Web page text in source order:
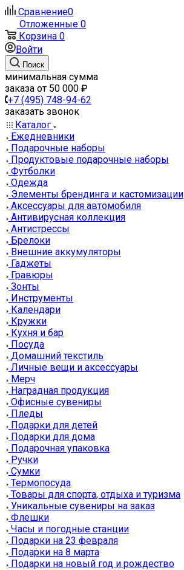
Сравнение0
Отложенные 0
Корзина 0
Войти
Поиск
минимальная сумма
заказа от 50 000 ₽
+7 (495) 748-94-62
заказать звонок
Каталог
Ежедневники
Подарочные наборы
Продуктовые подарочные наборы
Футболки
Одежда
Элементы брендинга и кастомизации
Аксессуары для автомобиля
Антивирусная коллекция
Антистрессы
Брелоки
Внешние аккумуляторы
Гаджеты
Гравюры
Зонты
Инструменты
Календари
Кружки
Кухня и бар
Посуда
Домашний текстиль
Личные вещи и аксессуары
Мерч
Наградная продукция
Офисные сувениры
Пледы
Подарки для детей
Подарки для дома
Подарочная упаковка
Ручки
Сумки
Термопосуда
Товары для спорта, отдыха и туризма
Уникальные сувениры на заказ
Флешки
Часы и погодные станции
Подарки на 23 февраля
Подарки на 8 марта
Подарки на новый год и рождество